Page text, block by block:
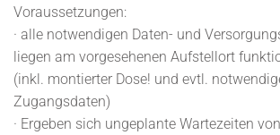
Voraussetzungen:
· alle notwendigen Daten- und
liegen am vorgesehenen Aufstellort
(inkl. montierter Dose! und evtl.
Zugangsdaten)
· Ergeben sich ungeplante Wartezeiten